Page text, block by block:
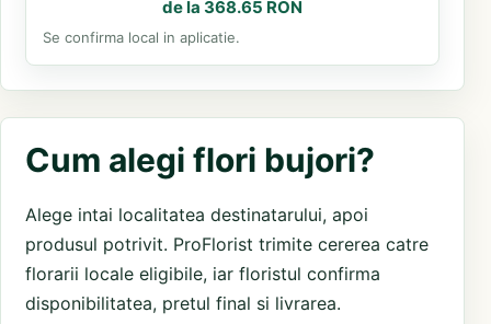
de la 368.65 RON
Se confirma local in aplicatie.
Cum alegi flori bujori?
Alege intai localitatea destinatarului, apoi
produsul potrivit. ProFlorist trimite cererea catre
florarii locale eligibile, iar floristul confirma
disponibilitatea, pretul final si livrarea.